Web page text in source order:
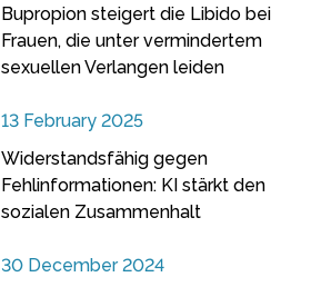
Bupropion steigert die Libido bei
Frauen, die unter vermindertem
sexuellen Verlangen leiden
13 February 2025
Widerstandsfähig gegen
Fehlinformationen: KI stärkt den
sozialen Zusammenhalt
30 December 2024